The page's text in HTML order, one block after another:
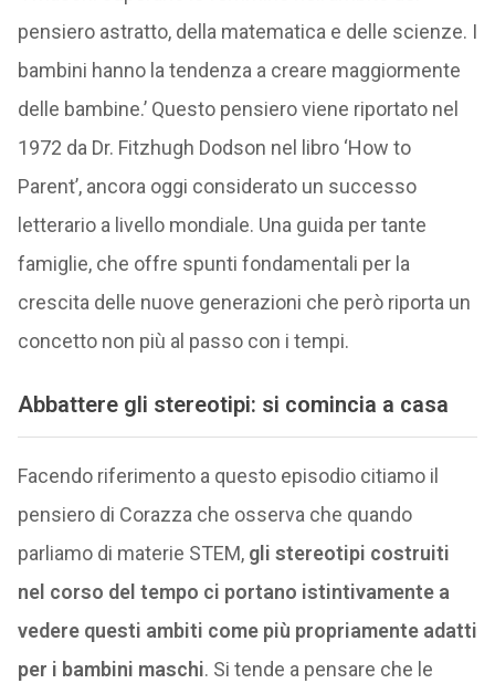
pensiero astratto, della matematica e delle scienze. I
bambini hanno la tendenza a creare maggiormente
delle bambine.’ Questo pensiero viene riportato nel
1972 da Dr. Fitzhugh Dodson nel libro ‘How to
Parent’, ancora oggi considerato un successo
letterario a livello mondiale. Una guida per tante
famiglie, che offre spunti fondamentali per la
crescita delle nuove generazioni che però riporta un
concetto non più al passo con i tempi.
Abbattere gli stereotipi: si comincia a casa
Facendo riferimento a questo episodio citiamo il
pensiero di Corazza che osserva che quando
parliamo di materie STEM, gli stereotipi costruiti
nel corso del tempo ci portano istintivamente a
vedere questi ambiti come più propriamente adatti
per i bambini maschi. Si tende a pensare che le